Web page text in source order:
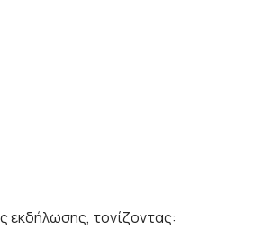
εκδήλωσης, τονίζοντας: